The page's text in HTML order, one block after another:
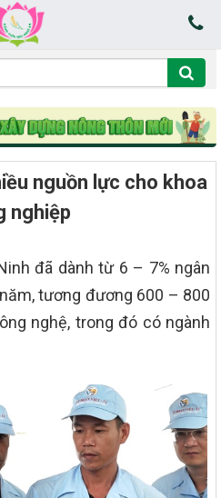
nguồn lực cho khoa
nghiệp
đã dành từ 6 – 7% ngân
tương đương 600 – 800
nghệ, trong đó có ngành